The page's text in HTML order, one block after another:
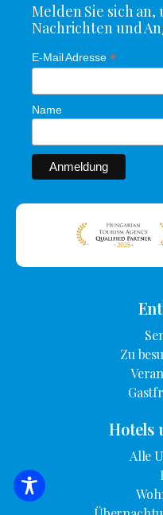
SUCHE
Melden Sie sich an,
Nachrichten und
E-Mail Adresse *
Name
Zu
Hotels
Alle